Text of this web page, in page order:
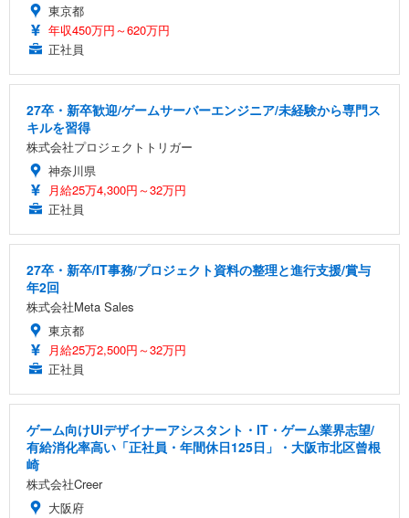
東京都
年収450万円～620万円
正社員
27卒・新卒歓迎/ゲームサーバーエンジニア/未経験から専門ス
キルを習得
株式会社プロジェクトトリガー
神奈川県
月給25万4,300円～32万円
正社員
27卒・新卒/IT事務/プロジェクト資料の整理と進行支援/賞与
年2回
株式会社Meta Sales
東京都
月給25万2,500円～32万円
正社員
ゲーム向けUIデザイナーアシスタント・IT・ゲーム業界志望/
有給消化率高い「正社員・年間休日125日」・大阪市北区曾根
崎
株式会社Creer
大阪府